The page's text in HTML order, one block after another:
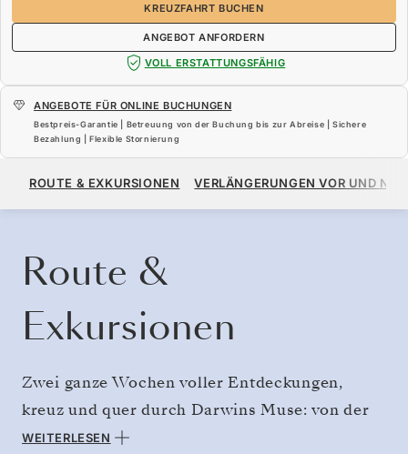
KREUZFAHRT BUCHEN
ANGEBOT ANFORDERN
VOLL ERSTATTUNGSFÄHIG
ANGEBOTE FÜR ONLINE BUCHUNGEN
Bestpreis-Garantie | Betreuung von der Buchung bis zur Abreise | Sichere
Bezahlung | Flexible Stornierung
24.200 $
ROUTE & EXKURSIONEN VERLÄNGERUNGEN VOR UND
Route &
Exkursionen
Zwei ganze Wochen voller Entdeckungen,
kreuz und quer durch Darwins Muse: von der
Lavaküste Fernandinas bis zu den von
WEITERLESEN